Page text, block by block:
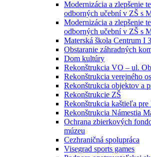
Modernizácia a zlepšenie
odborných učební v ZŠ s
Modernizácia a zlepšenie
odborných učební v ZŠ s
Materská škola Centrum I
Obstaranie záhradných
Dom kultúry
Rekonštrukcia VO – ul.
Rekonštrukcia verejného
Rekonštrukcia objektov a
Rekonštrukcie ZŠ
Rekonštrukcia kaštieľa
Rekonštrukcia Námestia
Ochrana zbierkových
múzeu
Cezhraničná spolupráca
Visegrad sports games